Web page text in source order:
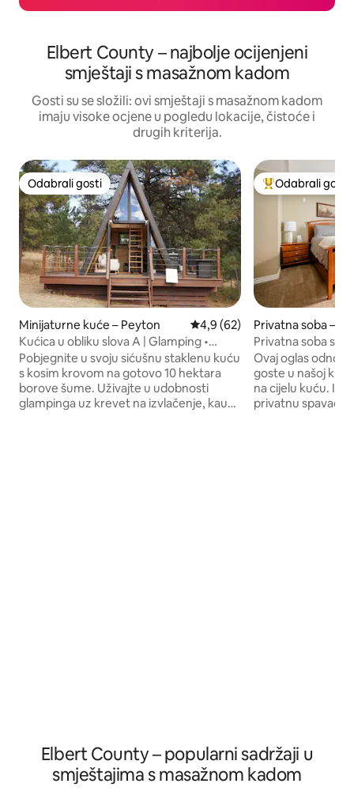
Elbert County – najbolje ocijenjeni
smještaji s masažnom kadom
Gosti su se složili: ovi smještaji s masažnom kadom
imaju visoke ocjene u pogledu lokacije, čistoće i
drugih kriterija.
Odabrali gosti
Odabrali gosti
Minijaturne kuće – Peyton Prosječna ocjena: 4,9/5,
4,9 (62)
Kućica u obliku slova A | Glamping •
Masažna kada • Priroda
Pobjegnite u svoju sićušnu staklenu kuću
s kosim krovom na gotovo 10 hektara
borove šume. Uživajte u udobnosti
glampinga uz krevet na izvlačenje, kauč
Među najviše
Odabrali gosti
Privatna soba –
Privatna soba s
i gurmanskim
Ovaj oglas odnosi
goste u našoj kući
na cijelu kuću.
privatnu spavaću
Elbert County – popularni sadržaji u
smještajima s masažnom kadom